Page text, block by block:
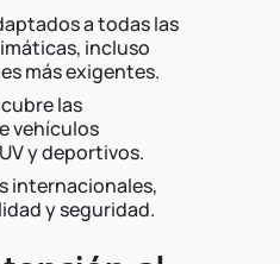
a todas las
incluso
más exigentes.
las
vehículos
y deportivos.
internacionales,
y seguridad.